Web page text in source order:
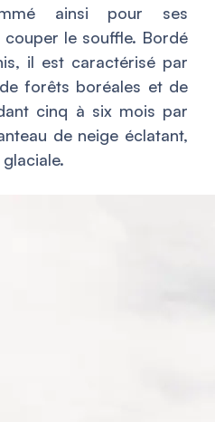
ainsi pour ses
couper le souffle. Bordé
il est caractérisé par
forêts boréales et de
cinq à six mois par
de neige éclatant,